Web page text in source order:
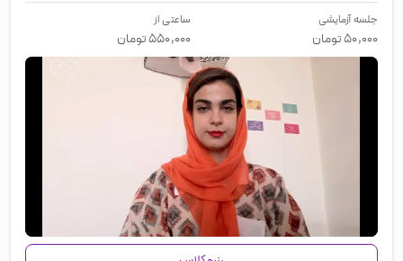
جلسه آزمایشی
۵۰,۰۰۰تومان
ساعتی از
۵۵۰,۰۰۰تومان
00:00/01:27